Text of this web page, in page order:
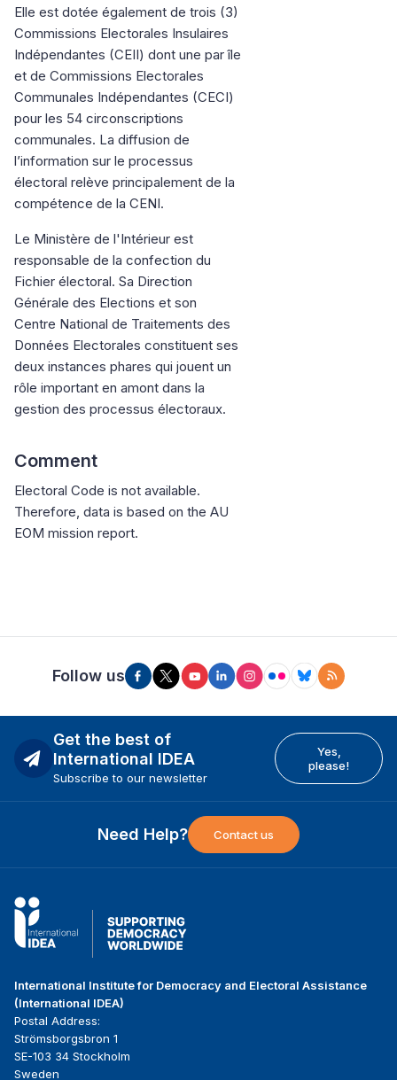
Elle est dotée également de trois (3)
Commissions Electorales Insulaires
Indépendantes (CEII) dont une par île
et de Commissions Electorales
Communales Indépendantes (CECI)
pour les 54 circonscriptions
communales. La diffusion de
l’information sur le processus
électoral relève principalement de la
compétence de la CENI.
Le Ministère de l'Intérieur est
responsable de la confection du
Fichier électoral. Sa Direction
Générale des Elections et son
Centre National de Traitements des
Données Electorales constituent ses
deux instances phares qui jouent un
rôle important en amont dans la
gestion des processus électoraux.
Comment
Electoral Code is not available.
Therefore, data is based on the AU
EOM mission report.
Follow us
Get the best of
International IDEA
Subscribe to our newsletter
Yes,
please!
Need Help? Contact us
International Institute for Democracy and Electoral Assistance
(International IDEA)
Postal Address:
Strömsborgsbron 1
SE-103 34 Stockholm
Sweden